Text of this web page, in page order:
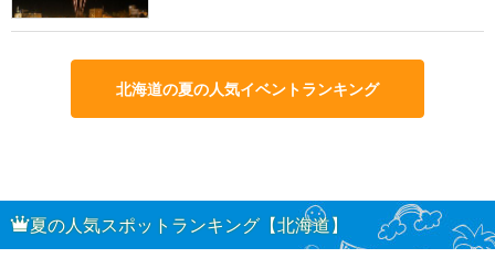
北海道の夏の人気イベントランキング
夏の人気スポットランキング【北海道】